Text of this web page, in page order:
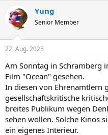
k
t
e
:
Yung
Senior Member
22. Aug. 2025
Am Sonntag in Schramberg
Film "Ocean" gesehen.
In diesen von Ehrenamtlern
gesellschaftskritische
breites Publikum wegen
sehen wollen. Solche Kinos
ein eigenes Interieur.